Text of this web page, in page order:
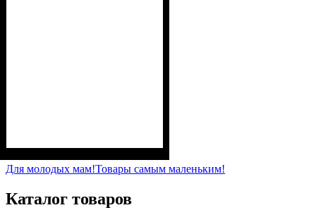
Полиэстер
начесная (80% х/б, 20% п/э)
Для молодых мам!Товары самым маленьким!
Каталог товаров